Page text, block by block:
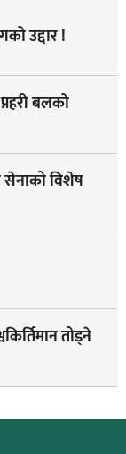
उद्दार !
बलको
विशेष
तोड्ने